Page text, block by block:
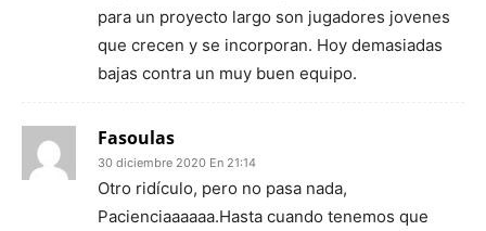
para un proyecto largo son jugadores jovenes
que crecen y se incorporan. Hoy demasiadas
bajas contra un muy buen equipo.
Fasoulas
30 diciembre 2020 En 21:14
Otro ridículo, pero no pasa nada,
Pacienciaaaaaa.Hasta cuando tenemos que